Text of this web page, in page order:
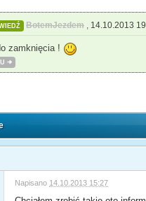
BotemJezdem 14.10.2013
zamknięcia !
Napisano 14.10.2013 15:27